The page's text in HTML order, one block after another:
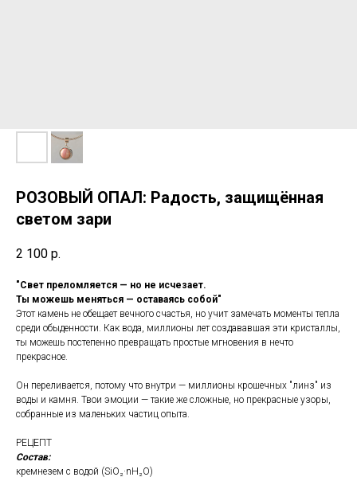
РОЗОВЫЙ ОПАЛ: Радость, защищённая
светом зари
2 100 р.
"Свет преломляется — но не исчезает.
Ты можешь меняться — оставаясь собой"
Этот камень не обещает вечного счастья, но учит замечать моменты тепла
среди обыденности. Как вода, миллионы лет создававшая эти кристаллы,
ты можешь постепенно превращать простые мгновения в нечто
прекрасное.
Он переливается, потому что внутри — миллионы крошечных "линз" из
воды и камня. Твои эмоции — такие же сложные, но прекрасные узоры,
собранные из маленьких частиц опыта.
РЕЦЕПТ
Состав:
кремнезем с водой (SiO₂·nH₂O)